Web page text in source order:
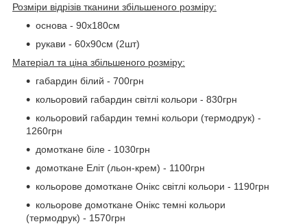
Розміри відрізів тканини збільшеного розміру:
основа - 90х180см
рукави - 60х90см (2шт)
Матеріал та ціна збільшеного розміру:
габардин білий - 700грн
кольоровий габардин світлі кольори - 830грн
кольоровий габардин темні кольори (термодрук) -
1260грн
домоткане біле - 1030грн
домоткане Еліт (льон-крем) - 1100грн
кольорове домоткане Онікс світлі кольори - 1190грн
кольорове домоткане Онікс темні кольори
(термодрук) - 1570грн